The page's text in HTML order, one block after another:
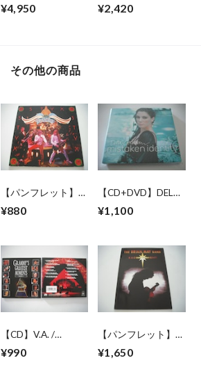
RAVING LUNATICS
¥4,950
COLLECTION
¥2,420
その他の商品
【パンフレット】
STYX / 1982 JAPAN
TOUR
¥880
【CD+DVD】DELTA
GOODREM /
MISTAKEN
¥1,100
【CD】V.A. /
GRAMMY'S
GREATEST
¥990
【パンフレット】
BRIAN MAY BAND
(QUEEN) / BACK TO
¥1,650